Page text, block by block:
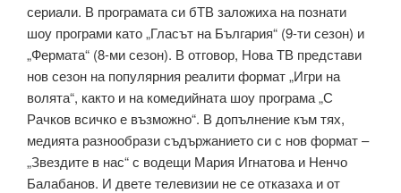
сериали. В програмата си бТВ заложиха на познати
шоу програми като „Гласът на България“ (9-ти сезон) и
„Фермата“ (8-ми сезон). В отговор, Нова ТВ представи
нов сезон на популярния реалити формат „Игри на
волята“, както и на комедийната шоу програма „С
Рачков всичко е възможно“. В допълнение към тях,
медията разнообрази съдържанието си с нов формат –
„Звездите в нас“ с водещи Мария Игнатова и Ненчо
Балабанов. И двете телевизии не се отказаха и от